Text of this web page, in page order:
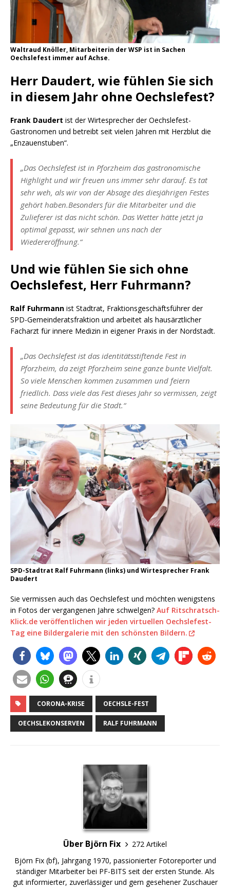
Waltraud Knöller, Mitarbeiterin der WSP ist in Sachen
Oechslefest immer auf Achse.
Herr Daudert, wie fühlen Sie sich
in diesem Jahr ohne Oechslefest?
Frank Daudert ist der Wirtesprecher der Oechslefest-
Gastronomen und betreibt seit vielen Jahren mit Herzblut die
„Enzauenstuben“.
„Das Oechslefest ist in Pforzheim das gastronomische
Highlight und wir freuen uns immer sehr darauf. Es tat
sehr weh, als wir von der Absage des diesjährigen Festes
gehört haben.Besonders für die Mitarbeiter und die
Zulieferer ist das nicht schön. Das Wetter hätte jetzt ja
optimal gepasst, wir sehnen uns nach der
Wiedereröffnung.“
Und wie fühlen Sie sich ohne
Oechslefest, Herr Fuhrmann?
Ralf Fuhrmann ist Stadtrat, Fraktionsgeschäftsführer der
SPD-Gemeinderatsfraktion und arbeitet als hausärztlicher
Facharzt für innere Medizin in eigener Praxis in der Nordstadt.
„Das Oechslefest ist das identitätsstiftende Fest in
Pforzheim, da zeigt Pforzheim seine ganze bunte Vielfalt.
So viele Menschen kommen zusammen und feiern
friedlich. Dass viele das Fest dieses Jahr so vermissen, zeigt
seine Bedeutung für die Stadt.“
SPD-Stadtrat Ralf Fuhrmann (links) und Wirtesprecher Frank
Daudert
Sie vermissen auch das Oechslefest und möchten wenigstens
in Fotos der vergangenen Jahre schwelgen? Auf Ritschratsch-
Klick.de veröffentlichen wir jeden virtuellen Oechslefest-
Tag eine Bildergalerie mit den schönsten Bildern.
CORONA-KRISE OECHSLE-FEST
OECHSLEKONSERVEN RALF FUHRMANN
Über Björn Fix
272 Artikel
Björn Fix (bf), Jahrgang 1970, passionierter Fotoreporter und
ständiger Mitarbeiter bei PF-BITS seit der ersten Stunde. Als
gut informierter, zuverlässiger und gern gesehener Zuschauer